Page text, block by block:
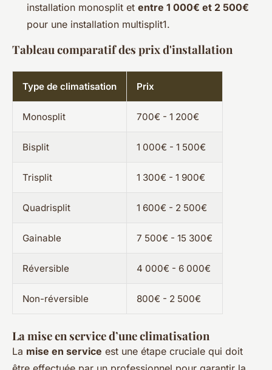
installation monosplit et entre 1 000€ et 2 500€
pour une installation multisplit1.
Tableau comparatif des prix d'installation
Type de climatisation Prix
Monosplit 700€ - 1 200€
Bisplit 1 000€ - 1 500€
Trisplit 1 300€ - 1 900€
Quadrisplit 1 600€ - 2 500€
Gainable 7 500€ - 15 300€
Réversible 4 000€ - 6 000€
Non-réversible 800€ - 2 500€
La mise en service d’une climatisation
La mise en service est une étape cruciale qui doit